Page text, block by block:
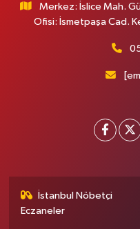
Merkez: İslice Mah.
Ofisi: İsmetpaşa Cad.
İstanbul Nöbetçi
Eczaneler